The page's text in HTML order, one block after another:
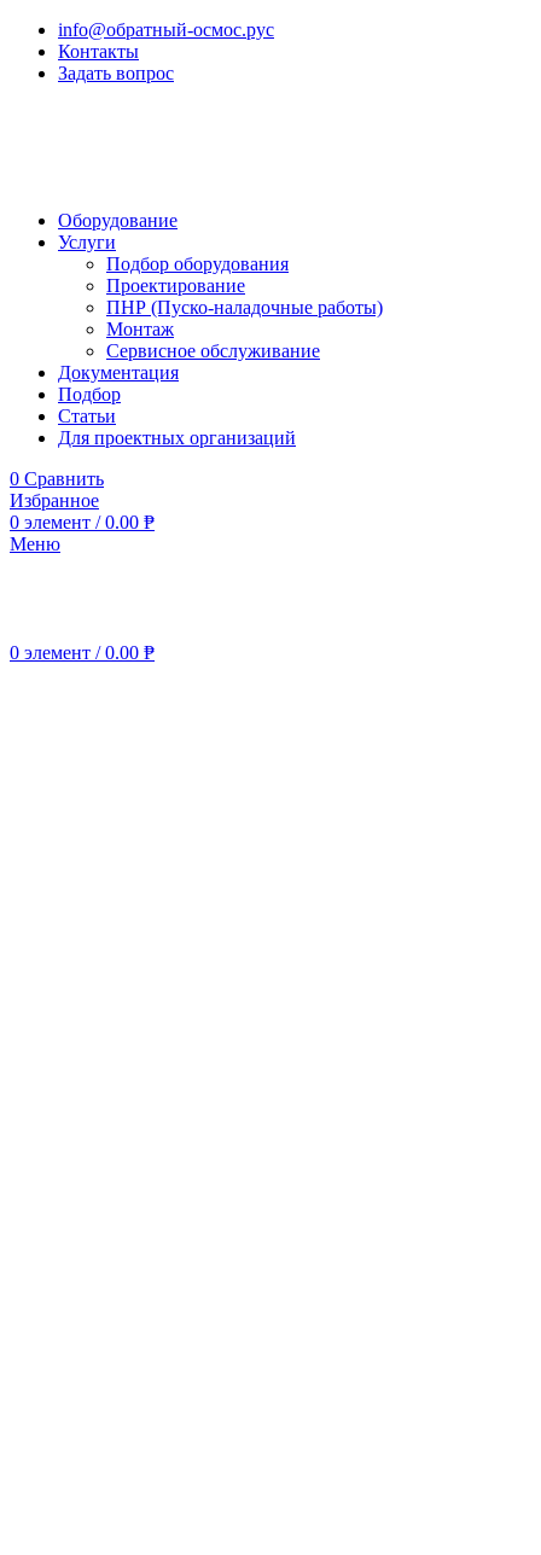
info@обратный-осмос.рус
Контакты
Задать вопрос
Оборудование
Услуги
Подбор оборудования
Проектирование
ПНР (Пуско-наладочные работы)
Монтаж
Сервисное обслуживание
Документация
Подбор
Статьи
Для проектных организаций
0 Сравнить
Избранное
0 элемент / 0.00 ₱
Меню
0 элемент / 0.00 ₱